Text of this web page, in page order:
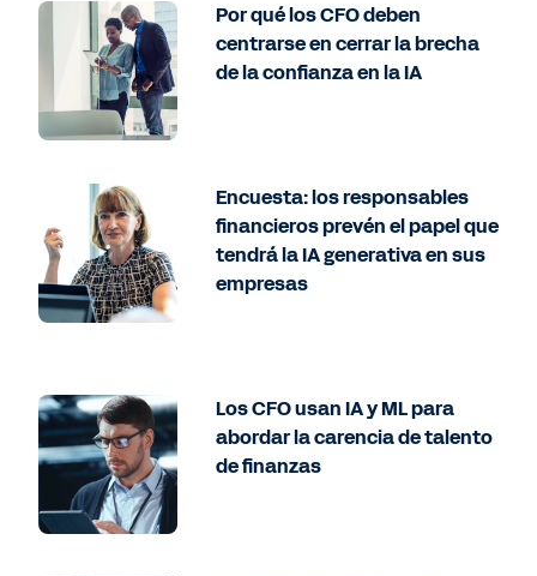
Por qué los CFO deben
centrarse en cerrar la brecha
de la confianza en la IA
Encuesta: los responsables
financieros prevén el papel que
tendrá la IA generativa en sus
empresas
Los CFO usan IA y ML para
abordar la carencia de talento
de finanzas